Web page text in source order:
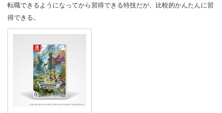
転職できるようになってから習得できる特技だが、比較的かんたんに習
得できる。